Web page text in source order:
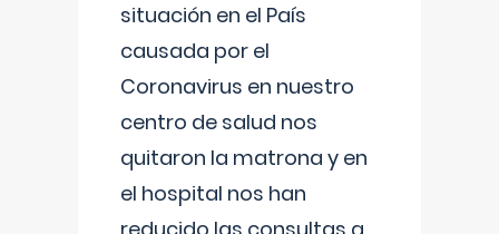
situación en el País
causada por el
Coronavirus en nuestro
centro de salud nos
quitaron la matrona y en
el hospital nos han